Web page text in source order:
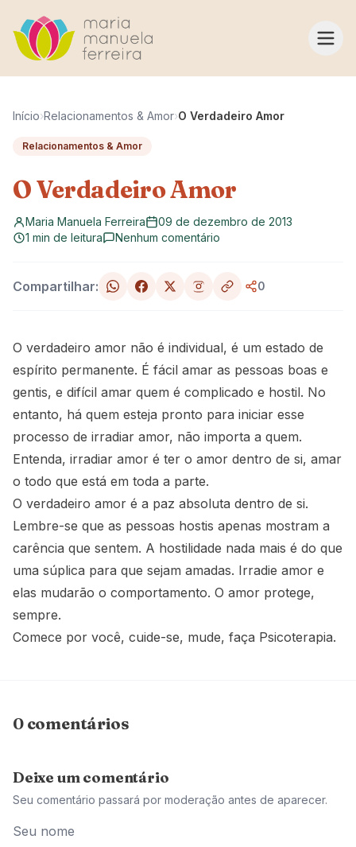
Início›Relacionamentos & Amor›O Verdadeiro Amor
Relacionamentos & Amor
O Verdadeiro Amor
Maria Manuela Ferreira
09 de dezembro de 2013
1 min de leitura
Nenhum comentário
Compartilhar: 0
O verdadeiro amor não é individual, é um estado de
espírito permanente. É fácil amar as pessoas boas e
gentis, e difícil amar quem é complicado e hostil. No
entanto, há quem esteja pronto para iniciar esse
processo de irradiar amor, não importa a quem.
Entenda, irradiar amor é ter o amor dentro de si, amar
o todo que está em toda a parte.
O verdadeiro amor é a paz absoluta dentro de si.
Lembre-se que as pessoas hostis apenas mostram a
carência que sentem. A hostilidade nada mais é do que
uma súplica para que sejam amadas. Irradie amor e
elas mudarão o comportamento. O amor protege,
sempre.
Comece por você, cuide-se, mude, faça Psicoterapia.
0 comentários
Deixe um comentário
Seu comentário passará por moderação antes de aparecer.